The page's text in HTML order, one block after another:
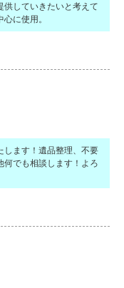
供していきたいと考えて
に使用。
します！遺品整理、不要
何でも相談します！よろ